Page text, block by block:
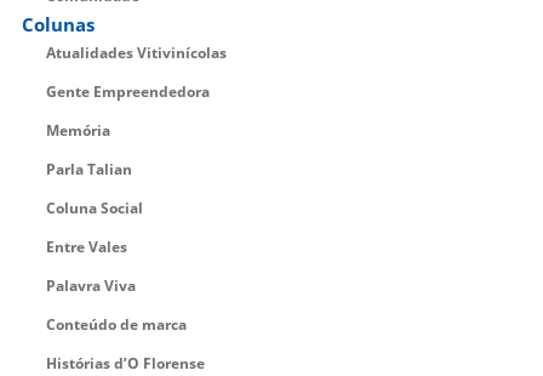
Colunas
Atualidades Vitivinícolas
Gente Empreendedora
Memória
Parla Talian
Coluna Social
Entre Vales
Palavra Viva
Conteúdo de marca
Histórias d’O Florense